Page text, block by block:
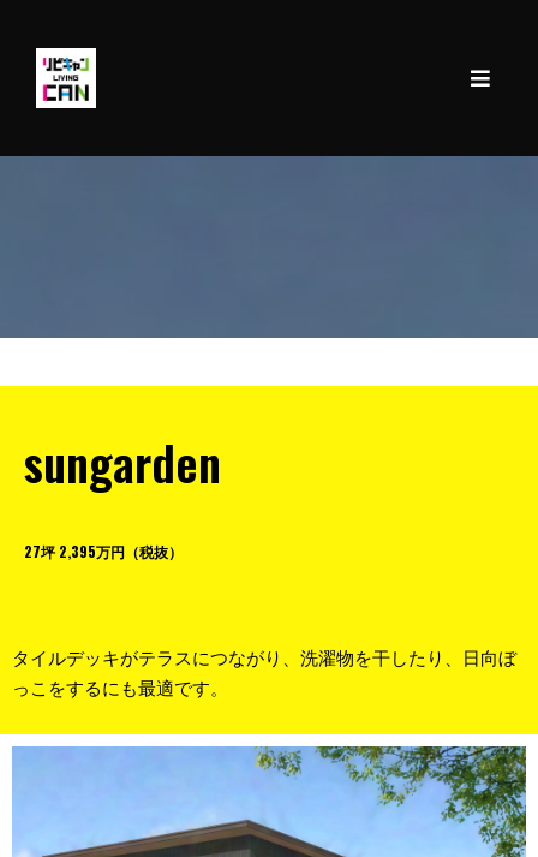
sungarden
27坪 2,395万円（税抜）
タイルデッキがテラスにつながり、洗濯物を干したり、日向ぼ
っこをするにも最適です。